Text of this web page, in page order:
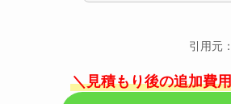
引用元
＼見積もり後の追加費